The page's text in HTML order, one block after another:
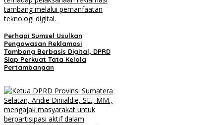
Perhapi Sumsel Usulkan
Pengawasan Reklamasi
Tambang Berbasis Digital, DPRD
Siap Perkuat Tata Kelola
Pertambangan